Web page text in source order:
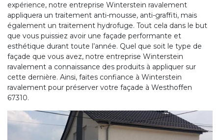
expérience, notre entreprise Winterstein ravalement
appliquera un traitement anti-mousse, anti-graffiti, mais
également un traitement hydrofuge. Tout cela dans le but
que vous puissiez avoir une façade performante et
esthétique durant toute l’année. Quel que soit le type de
façade que vous avez, notre entreprise Winterstein
ravalement a connaissance des produits à appliquer sur
cette dernière. Ainsi, faites confiance à Winterstein
ravalement pour préserver votre façade à Westhoffen
67310.